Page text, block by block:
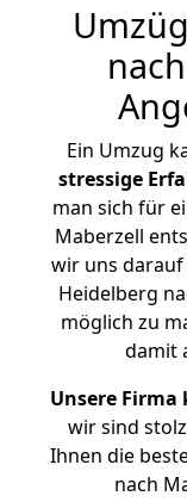
Ein Umzug
stressige
man sich für
Maberzell
wir uns darauf
Heidelberg
möglich zu
damit
Unsere
wir sind
Ihnen die
nach